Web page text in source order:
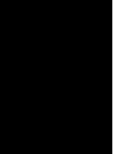
de construcción),
de arte) y